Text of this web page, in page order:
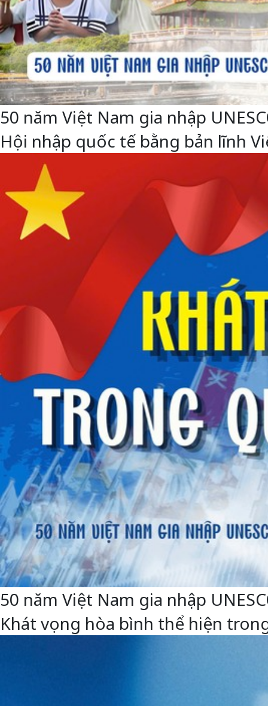
50 năm Việt Nam gia nhập
Hội nhập quốc tế bằng bản lĩnh
50 năm Việt Nam gia nhập
Khát vọng hòa bình thể hiện